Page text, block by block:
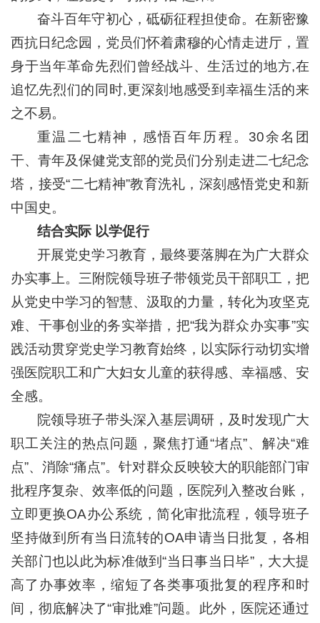
奋斗百年守初心，砥砺征程担使命。在新密豫
西抗日纪念园，党员们怀着肃穆的心情走进厅，置
身于当年革命先烈们曾经战斗、生活过的地方,在
追忆先烈们的同时,更深刻地感受到幸福生活的来
之不易。
重温二七精神，感悟百年历程。30余名团
干、青年及保健党支部的党员们分别走进二七纪念
塔，接受“二七精神”教育洗礼，深刻感悟党史和新
中国史。
结合实际 以学促行
开展党史学习教育，最终要落脚在为广大群众
办实事上。三附院领导班子带领党员干部职工，把
从党史中学习的智慧、汲取的力量，转化为攻坚克
难、干事创业的务实举措，把“我为群众办实事”实
践活动贯穿党史学习教育始终，以实际行动切实增
强医院职工和广大妇女儿童的获得感、幸福感、安
全感。
院领导班子带头深入基层调研，及时发现广大
职工关注的热点问题，聚焦打通“堵点”、解决“难
点”、消除“痛点”。针对群众反映较大的职能部门审
批程序复杂、效率低的问题，医院列入整改台账，
立即更换OA办公系统，简化审批流程，领导班子
坚持做到所有当日流转的OA申请当日批复，各相
关部门也以此为标准做到“当日事当日毕”，大大提
高了办事效率，缩短了各类事项批复的程序和时
间，彻底解决了“审批难”问题。此外，医院还通过